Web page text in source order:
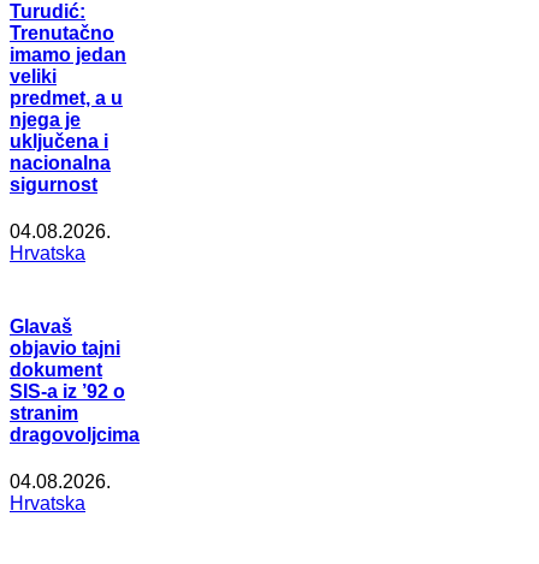
Turudić:
Trenutačno
imamo jedan
veliki
predmet, a u
njega je
uključena i
nacionalna
sigurnost
04.08.2026.
Hrvatska
Glavaš
objavio tajni
dokument
SIS-a iz ’92 o
stranim
dragovoljcima
04.08.2026.
Hrvatska